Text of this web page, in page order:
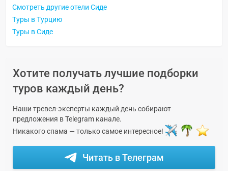
Смотреть другие отели Сиде
Туры в Турцию
Туры в Сиде
Хотите получать лучшие подборки
туров каждый день?
Наши тревел-эксперты каждый день собирают
предложения в Telegram канале.
Никакого спама — только самое интересное!
Читать в Телеграм